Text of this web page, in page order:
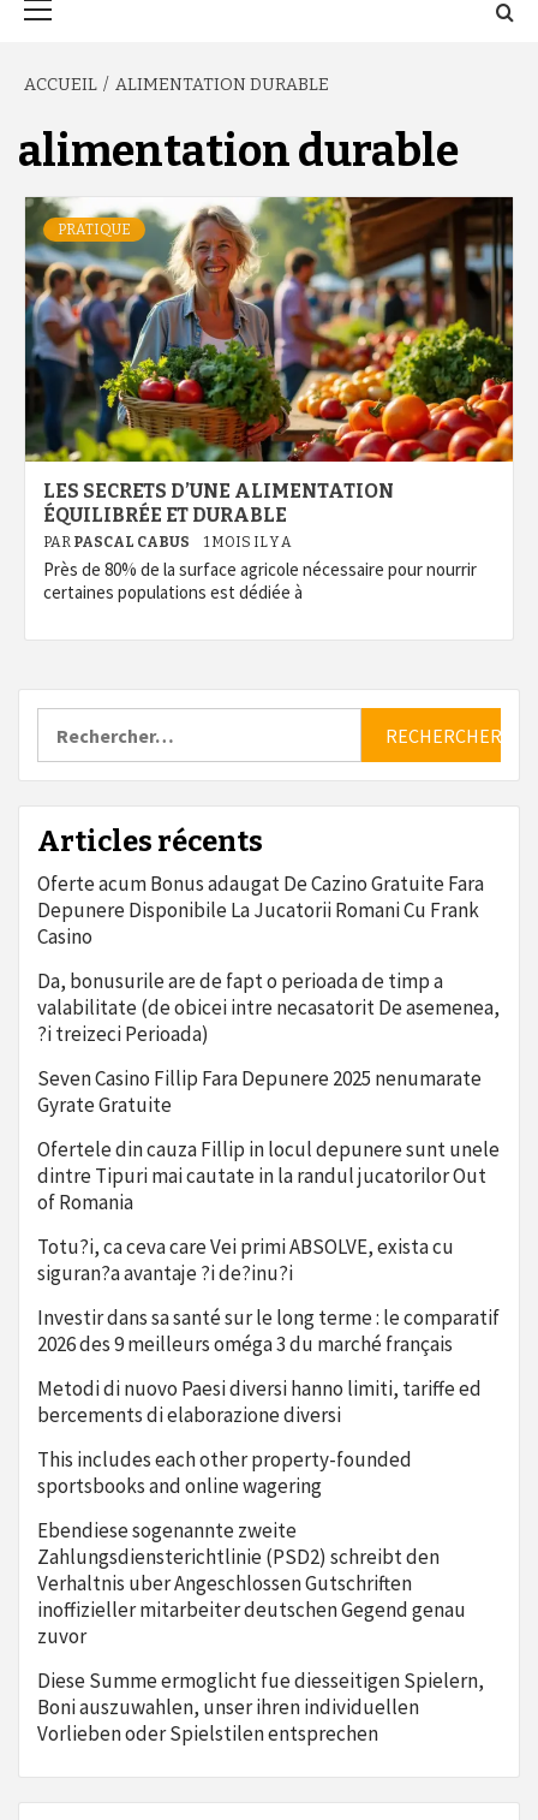
ACCUEIL ALIMENTATION DURABLE
alimentation durable
PRATIQUE
LES SECRETS D’UNE ALIMENTATION
ÉQUILIBRÉE ET DURABLE
PAR PASCAL CABUS 1 MOIS IL Y A
Près de 80% de la surface agricole nécessaire pour nourrir
certaines populations est dédiée à
Articles récents
Oferte acum Bonus adaugat De Cazino Gratuite Fara
Depunere Disponibile La Jucatorii Romani Cu Frank
Casino
Da, bonusurile are de fapt o perioada de timp a
valabilitate (de obicei intre necasatorit De asemenea,
?i treizeci Perioada)
Seven Casino Fillip Fara Depunere 2025 nenumarate
Gyrate Gratuite
Ofertele din cauza Fillip in locul depunere sunt unele
dintre Tipuri mai cautate in la randul jucatorilor Out
of Romania
Totu?i, ca ceva care Vei primi ABSOLVE, exista cu
siguran?a avantaje ?i de?inu?i
Investir dans sa santé sur le long terme : le comparatif
2026 des 9 meilleurs oméga 3 du marché français
Metodi di nuovo Paesi diversi hanno limiti, tariffe ed
bercements di elaborazione diversi
This includes each other property-founded
sportsbooks and online wagering
Ebendiese sogenannte zweite
Zahlungsdiensterichtlinie (PSD2) schreibt den
Verhaltnis uber Angeschlossen Gutschriften
inoffizieller mitarbeiter deutschen Gegend genau
zuvor
Diese Summe ermoglicht fue diesseitigen Spielern,
Boni auszuwahlen, unser ihren individuellen
Vorlieben oder Spielstilen entsprechen